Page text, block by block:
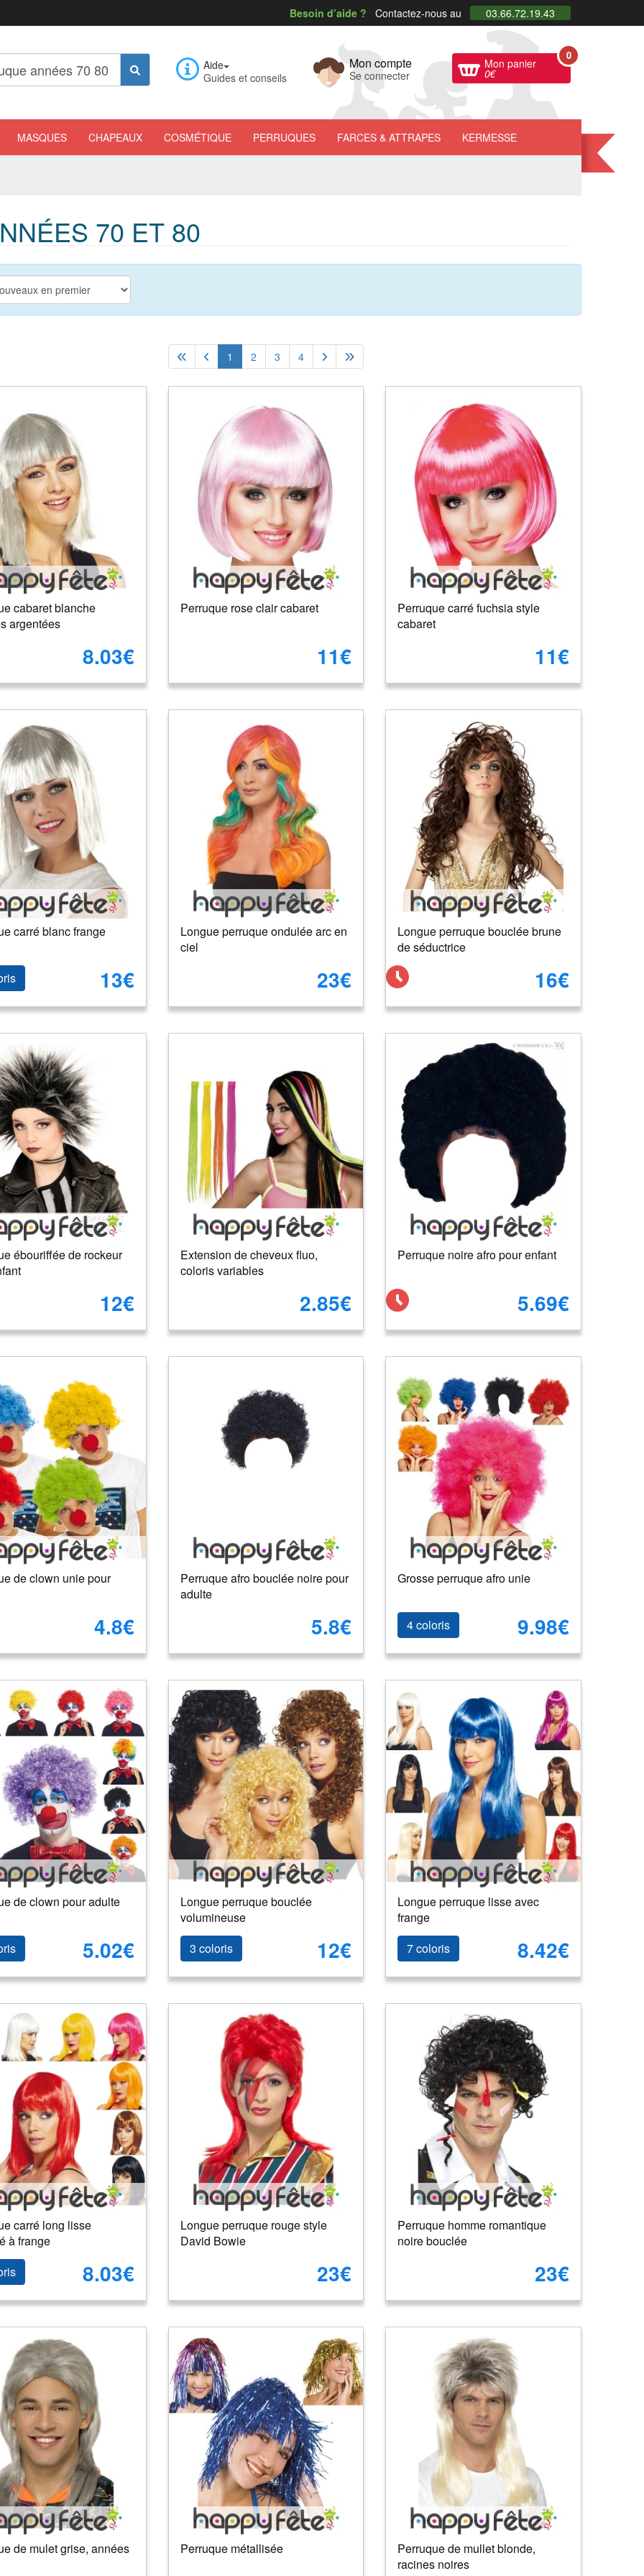
Besoin d’aide ? Contactez-nous au 03.66.72.19.43
Aide
Guides et conseils
Mon compte
Se connecter
Mon panier
0€
0
MASQUES CHAPEAUX COSMÉTIQUE PERRUQUES FARCES & ATTRAPES KERMESSE
70 ET 80
1 2 3 4
cabaret blanche
argentées
8.03€
Perruque rose clair cabaret
11€
Perruque carré fuchsia style
cabaret
11€
carré blanc frange
13€
Longue perruque ondulée arc en
ciel
23€
Longue perruque bouclée brune
de séductrice
16€
ébouriffée de rockeur
12€
Extension de cheveux fluo,
coloris variables
2.85€
Perruque noire afro pour enfant
5.69€
de clown unie pour
4.8€
Perruque afro bouclée noire pour
adulte
5.8€
Grosse perruque afro unie
4 coloris 9.98€
de clown pour adulte
5.02€
Longue perruque bouclée
volumineuse
3 coloris
12€
Longue perruque lisse avec
frange
7 coloris
8.42€
carré long lisse
à frange
8.03€
Longue perruque rouge style
David Bowie
23€
Perruque homme romantique
noire bouclée
23€
de mulet grise, années
Perruque métallisée
Perruque de mullet blonde,
racines noires